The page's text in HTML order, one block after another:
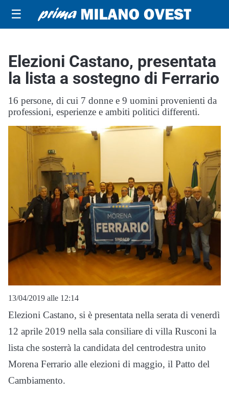
☰
Elezioni Castano, presentata
la lista a sostegno di Ferrario
16 persone, di cui 7 donne e 9 uomini provenienti da
professioni, esperienze e ambiti politici differenti.
13/04/2019 alle 12:14
Elezioni Castano, si è presentata nella serata di venerdì
12 aprile 2019 nella sala consiliare di villa Rusconi la
lista che sosterrà la candidata del centrodestra unito
Morena Ferrario alle elezioni di maggio, il Patto del
Cambiamento.